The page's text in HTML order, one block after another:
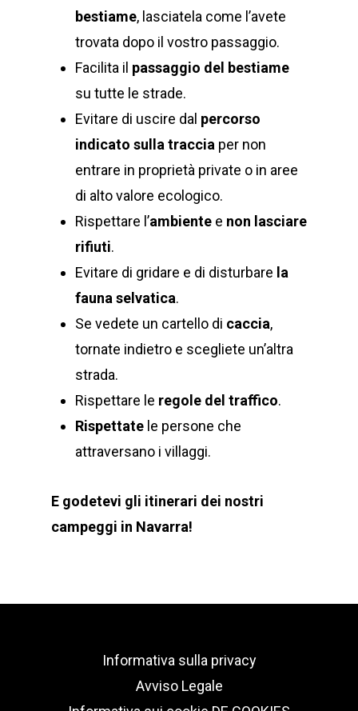
bestiame, lasciatela come l’avete
trovata dopo il vostro passaggio.
Facilita il passaggio del bestiame
su tutte le strade.
Evitare di uscire dal percorso
indicato sulla traccia per non
entrare in proprietà private o in aree
di alto valore ecologico.
Rispettare l’ambiente e non lasciare
rifiuti.
Evitare di gridare e di disturbare la
fauna selvatica.
Se vedete un cartello di caccia,
tornate indietro e scegliete un’altra
strada.
Rispettare le regole del traffico.
Rispettate le persone che
attraversano i villaggi.
E godetevi gli itinerari dei nostri
campeggi in Navarra!
Informativa sulla privacy
Avviso Legale